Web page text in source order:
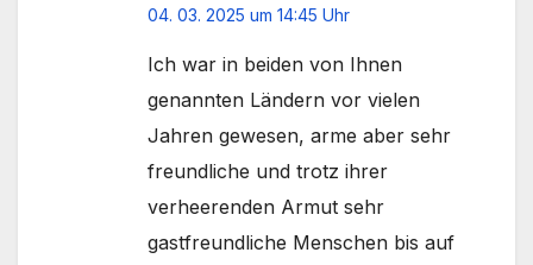
04. 03. 2025 um 14:45 Uhr
Ich war in beiden von Ihnen
genannten Ländern vor vielen
Jahren gewesen, arme aber sehr
freundliche und trotz ihrer
verheerenden Armut sehr
gastfreundliche Menschen bis auf